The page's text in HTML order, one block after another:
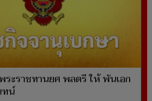
ระราชทานยศ พลตรี ให้ พันเอก
น์